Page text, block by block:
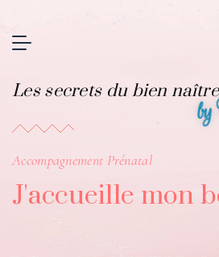
Les secrets du bien naître
Accompagnement Prénatal
J'accueille mon